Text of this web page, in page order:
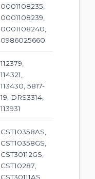
0001108235,
0001108239,
0001108240,
0986025660
112379,
114321,
113430, 5817-
19, DRS3314,
113931
CST10358AS,
CST10358GS,
CST30112GS,
CST10287,
CST30111AS,